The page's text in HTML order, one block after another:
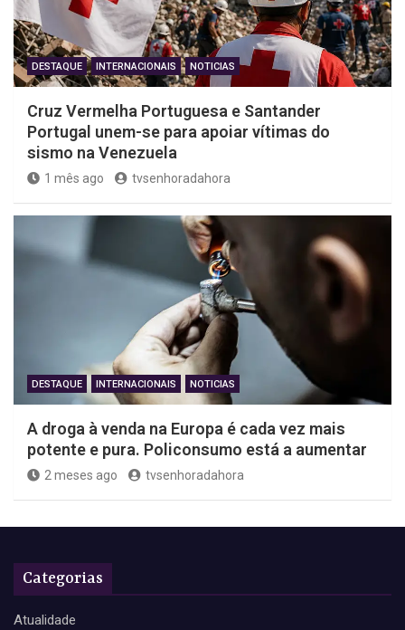
DESTAQUE INTERNACIONAIS NOTICIAS
Cruz Vermelha Portuguesa e Santander
Portugal unem-se para apoiar vítimas do
sismo na Venezuela
1 mês ago tvsenhoradahora
DESTAQUE INTERNACIONAIS NOTICIAS
A droga à venda na Europa é cada vez mais
potente e pura. Policonsumo está a aumentar
2 meses ago tvsenhoradahora
Categorias
Atualidade